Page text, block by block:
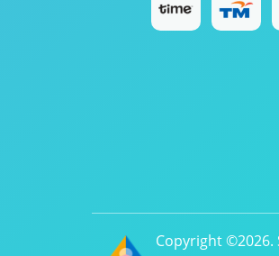
Copyright ©2026.